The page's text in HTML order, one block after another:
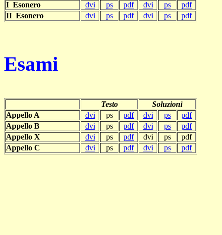
I Esonero
dvi ps pdf dvi ps
pdf
II Esonero
dvi ps pdf dvi ps pdf
Esami
Testo
Soluzioni
Appello A
dvi ps pdf dvi ps
pdf
Appello B
dvi ps pdf dvi ps
pdf
Appello X
dvi ps pdf dvi ps
pdf
Appello C
dvi ps pdf dvi ps pdf